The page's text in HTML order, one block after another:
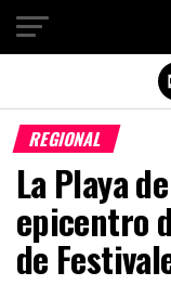
REGIONAL
La Playa
epicentro
de